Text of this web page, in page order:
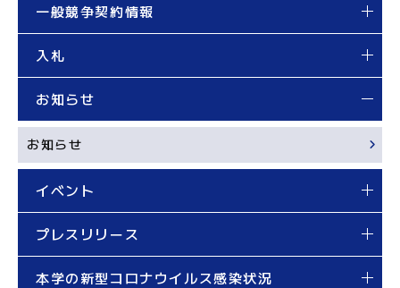
一般競争契約情報
入札
お知らせ
お知らせ
イベント
プレスリリース
本学の新型コロナウイルス感染状況